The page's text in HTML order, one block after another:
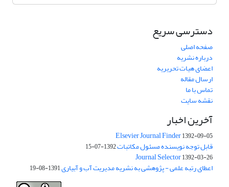
دسترسی سریع
صفحه اصلی
درباره نشریه
اعضای هیات تحریریه
ارسال مقاله
تماس با ما
نقشه سایت
آخرین اخبار
Elsevier Journal Finder1392-09-05
قابل توجه نویسنده مسئول مکاتبات1392-07-15
Journal Selector1392-03-26
اعطای رتبه علمی - پژوهشی به نشریه مدیریت آب و آبیاری1391-08-19